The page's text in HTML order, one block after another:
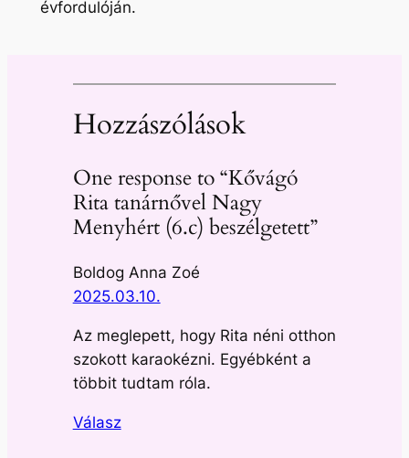
évfordulóján.
Hozzászólások
One response to “Kővágó
Rita tanárnővel Nagy
Menyhért (6.c) beszélgetett”
Boldog Anna Zoé
2025.03.10.
Az meglepett, hogy Rita néni otthon
szokott karaokézni. Egyébként a
többit tudtam róla.
Válasz